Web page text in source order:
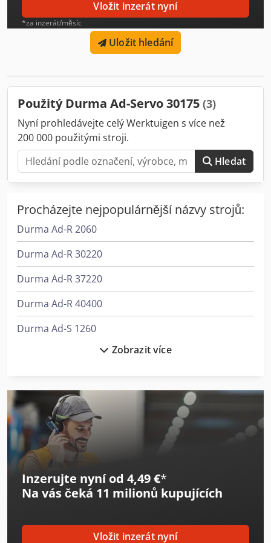
nástrojů Posuvná přední ramena možnosti - Řídicí jednotka
DELEM 69S (3D řízení) Crjdetr Dk Espfx Ai Tof -
Motorizované korunování - 6 os X=650mm Y1, Y2, X ,R , Z1,
Z2 (lisovací brzda řízená v 6 osách) lisovací brzda) -Spodní
P135.75.R08
Vložit inzerát nyní
*za inzerát/měsíc
Uložit hledání
Použitý Durma Ad-Servo 30175 (3)
Nyní prohledávejte celý Werktuigen s více než
200 000 použitými stroji.
Hledat
Procházejte nejpopulárnější názvy strojů:
Durma Ad-R 2060
Durma Ad-R 30220
Durma Ad-R 37220
Durma Ad-R 40400
Durma Ad-S 1260
Durma Ad-S 40320
Durma Ad-S 40400
Durma Ad-S 40600
Durma Ad-S 60320
Durma Ad-S 60400
Durma Ad-S 60600
Zobrazit více
Inzerujte nyní od 4,49 €*
Na vás čeká 11 milionů kupujících
Vložit inzerát nyní